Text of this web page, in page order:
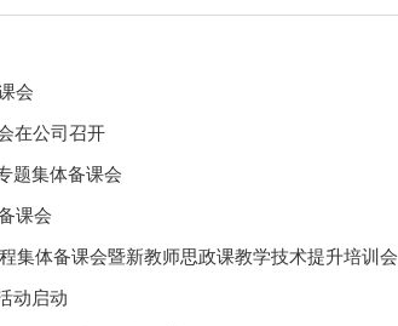
会
在公司召开
题集体备课会
课会
集体备课会暨新教师思政课教学技术提升培训会
动启动